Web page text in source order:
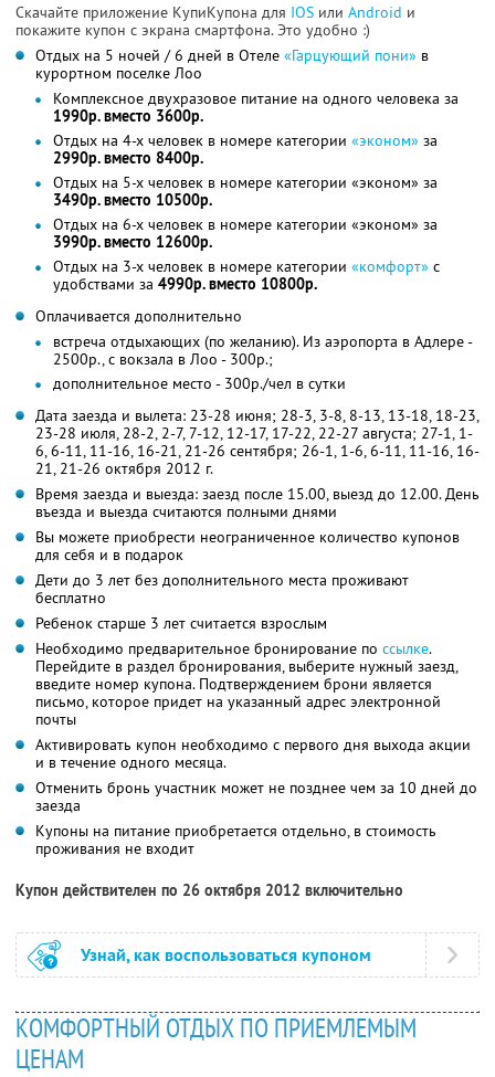
Скачайте приложение КупиКупона для IOS или Android и
покажите купон с экрана смартфона. Это удобно :)
Отдых на 5 ночей / 6 дней в Отеле «Гарцующий пони» в
курортном поселке Лоо
Комплексное двухразовое питание на одного человека за
1990р. вместо 3600р.
Отдых на 4-х человек в номере категории «эконом» за
2990р. вместо 8400р.
Отдых на 5-х человек в номере категории «эконом» за
3490р. вместо 10500р.
Отдых на 6-х человек в номере категории «эконом» за
3990р. вместо 12600р.
Отдых на 3-х человек в номере категории «комфорт» с
удобствами за 4990р. вместо 10800р.
Оплачивается дополнительно
встреча отдыхающих (по желанию). Из аэропорта в Адлере -
2500р., с вокзала в Лоо - 300р.;
дополнительное место - 300р./чел в сутки
Дата заезда и вылета: 23-28 июня; 28-3, 3-8, 8-13, 13-18, 18-23,
23-28 июля, 28-2, 2-7, 7-12, 12-17, 17-22, 22-27 августа; 27-1, 1-
6, 6-11, 11-16, 16-21, 21-26 сентября; 26-1, 1-6, 6-11, 11-16, 16-
21, 21-26 октября 2012 г.
Время заезда и выезда: заезд после 15.00, выезд до 12.00. День
въезда и выезда считаются полными днями
Вы можете приобрести неограниченное количество купонов
для себя и в подарок
Дети до 3 лет без дополнительного места проживают
бесплатно
Ребенок старше 3 лет считается взрослым
Необходимо предварительное бронирование по ссылке.
Перейдите в раздел бронирования, выберите нужный заезд,
введите номер купона. Подтверждением брони является
письмо, которое придет на указанный адрес электронной
почты
Активировать купон необходимо с первого дня выхода акции
и в течение одного месяца.
Отменить бронь участник может не позднее чем за 10 дней до
заезда
Купоны на питание приобретается отдельно, в стоимость
проживания не входит
Купон действителен по 26 октября 2012 включительно
Узнай, как воспользоваться купоном
КОМФОРТНЫЙ ОТДЫХ ПО ПРИЕМЛЕМЫМ
ЦЕНАМ